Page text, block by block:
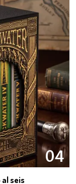
04
seis